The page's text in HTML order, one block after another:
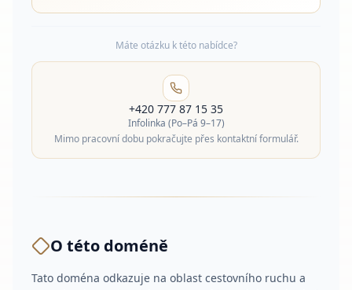
Máte otázku k této nabídce?
+420 777 87 15 35
Infolinka (Po–Pá 9–17)
Mimo pracovní dobu pokračujte přes kontaktní formulář.
O této doméně
Tato doména odkazuje na oblast cestovního ruchu a